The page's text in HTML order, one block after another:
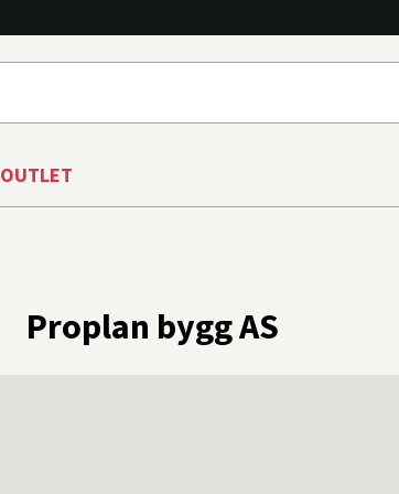
OUTLET
Proplan bygg AS